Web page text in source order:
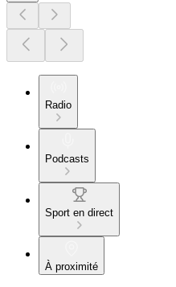
Radio
Podcasts
Sport en direct
À proximité